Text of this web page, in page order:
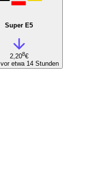
Super E5
2,208€
vor etwa 14 Stunden